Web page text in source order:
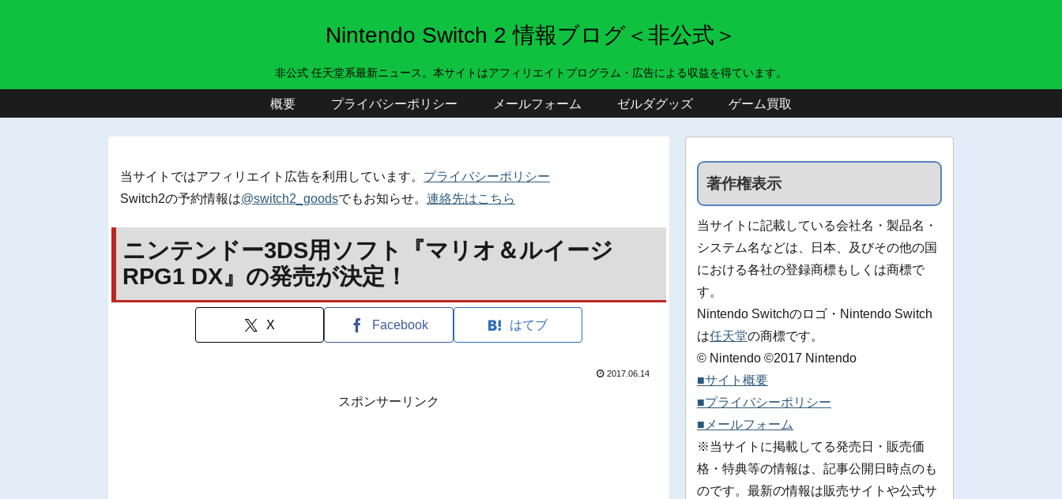
Nintendo Switch 2 情報ブログ＜非公式＞
非公式 任天堂系最新ニュース。本サイトはアフィリエイトプログラム・広告による収益を得ています。
概要 プライバシーポリシー メールフォーム ゼルダグッズ ゲーム買取
当サイトではアフィリエイト広告を利用しています。 プライバシーポリシー
Switch2の予約情報は@switch2_goodsでもお知らせ。 連絡先はこちら
ニンテンドー3DS用ソフト『マリオ＆ルイージ
RPG1 DX』の発売が決定！
X Facebook はてブ
2017.06.14
スポンサーリンク
著作権表示
当サイトに記載している会社名・製品名・
システム名などは、日本、及びその他の国
における各社の登録商標もしくは商標で
す。
Nintendo Switchのロゴ・Nintendo Switch
は任天堂の商標です。
© Nintendo ©2017 Nintendo
■サイト概要
■プライバシーポリシー
■メールフォーム
※当サイトに掲載してる発売日・販売価
格・特典等の情報は、記事公開日時点のも
のです。最新の情報は販売サイトや公式サ